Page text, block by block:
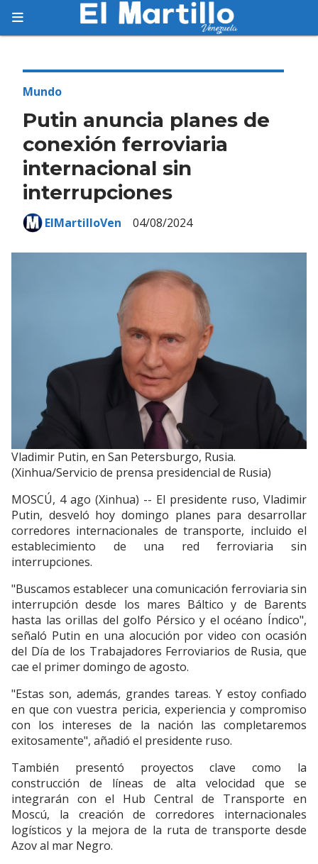
Putin anuncia planes de
conexión ferroviaria
internacional sin
interrupciones
Mundo
04/08/2024
ElMartilloVen
Vladimir Putin, en San Petersburgo, Rusia.
(Xinhua/Servicio de prensa presidencial de Rusia)
MOSCÚ, 4 ago (Xinhua) -- El presidente ruso, Vladimir
Putin, desveló hoy domingo planes para desarrollar
corredores internacionales de transporte, incluido el
establecimiento de una red ferroviaria sin
interrupciones.
"Buscamos establecer una comunicación ferroviaria sin
interrupción desde los mares Báltico y de Barents
hasta las orillas del golfo Pérsico y el océano Índico",
señaló Putin en una alocución por video con ocasión
del Día de los Trabajadores Ferroviarios de Rusia, que
cae el primer domingo de agosto.
"Estas son, además, grandes tareas. Y estoy confiado
en que con vuestra pericia, experiencia y compromiso
con los intereses de la nación las completaremos
exitosamente", añadió el presidente ruso.
También presentó proyectos clave como la
construcción de líneas de alta velocidad que se
integrarán con el Hub Central de Transporte en
Moscú, la creación de corredores internacionales
logísticos y la mejora de la ruta de transporte desde
Azov al mar Negro.
Suscríbete
Suscríbete a nuestro servicio gratuito de
información diaria en tu email.
Suscribirme